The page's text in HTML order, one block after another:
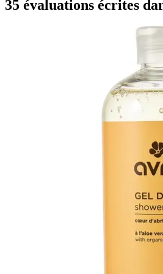
35 évaluations écrites